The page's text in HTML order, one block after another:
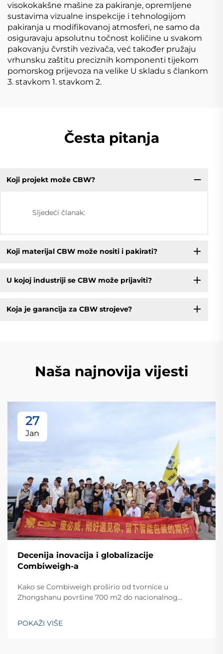
visokokakšne mašine za pakiranje, opremljene
sustavima vizualne inspekcije i tehnologijom
pakiranja u modifikovanoj atmosferi, ne samo da
osiguravaju apsolutnu točnost količine u svakom
pakovanju čvrstih vezivača, već također pružaju
vrhunsku zaštitu preciznih komponenti tijekom
pomorskog prijevoza na velike U skladu s člankom
3. stavkom 1. stavkom 2.
Česta pitanja
Koji projekt može CBW?
Sljedeći članak:
Koji materijal CBW može nositi i pakirati?
U kojoj industriji se CBW može prijaviti?
Koja je garancija za CBW strojeve?
Naša najnovija vijesti
27
Jan
Decenija inovacija i globalizacije
Combiweigh-a
Kako se Combiweigh proširio od tvornice u
Zhongshanu površine 700 m2 do nacionalnog
zemalja. Otkrijte njihova inteligentna rješenja za
tehtanjezažali globalnu konsultaciju OEM/ODM-a još
POKAŽI VIŠE